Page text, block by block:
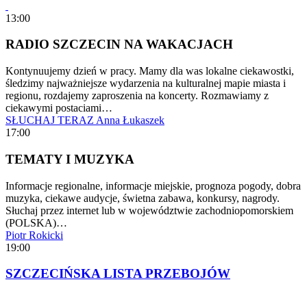
13:00
RADIO SZCZECIN NA WAKACJACH
Kontynuujemy dzień w pracy. Mamy dla was lokalne ciekawostki,
śledzimy najważniejsze wydarzenia na kulturalnej mapie miasta i
regionu, rozdajemy zaproszenia na koncerty. Rozmawiamy z
ciekawymi postaciami…
SŁUCHAJ TERAZ Anna Łukaszek
17:00
TEMATY I MUZYKA
Informacje regionalne, informacje miejskie, prognoza pogody, dobra
muzyka, ciekawe audycje, świetna zabawa, konkursy, nagrody.
Słuchaj przez internet lub w województwie zachodniopomorskiem
(POLSKA)…
Piotr Rokicki
19:00
SZCZECIŃSKA LISTA PRZEBOJÓW